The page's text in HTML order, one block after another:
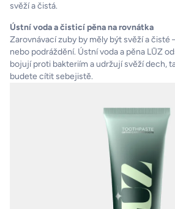
svěží a čistá.
Ústní voda a čisticí pěna na rovnátka
Zarovnávací zuby by měly být svěží a
nebo podráždění. Ústní voda a pěna LŪZ
bojují proti bakteriím a udržují svěží dech,
budete cítit sebejistě.